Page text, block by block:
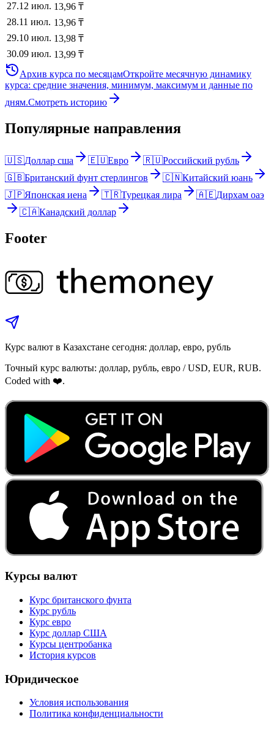
27.12 июл. 13,96 ₸
28.11 июл. 13,96 ₸
29.10 июл. 13,98 ₸
30.09 июл. 13,99 ₸
Архив курса по месяцамОткройте месячную динамику
курса: средние значения, минимум, максимум и данные по
дням.Смотреть историю
Популярные направления
🇺🇸Доллар сша 🇪🇺Евро 🇷🇺Российский рубль
🇬🇧Британский фунт стерлингов 🇨🇳Китайский юань
🇯🇵Японская иена 🇹🇷Турецкая лира 🇦🇪Дирхам оаэ
🇨🇦Канадский доллар
Footer
Курс валют в Казахстане сегодня: доллар, евро, рубль
Точный курс валюты: доллар, рубль, евро / USD, EUR, RUB.
Coded with ❤️.
Курсы валют
Курс британского фунта
Курс рубль
Курс евро
Курс доллар США
Курсы центробанка
История курсов
Юридическое
Условия использования
Политика конфиденциальности